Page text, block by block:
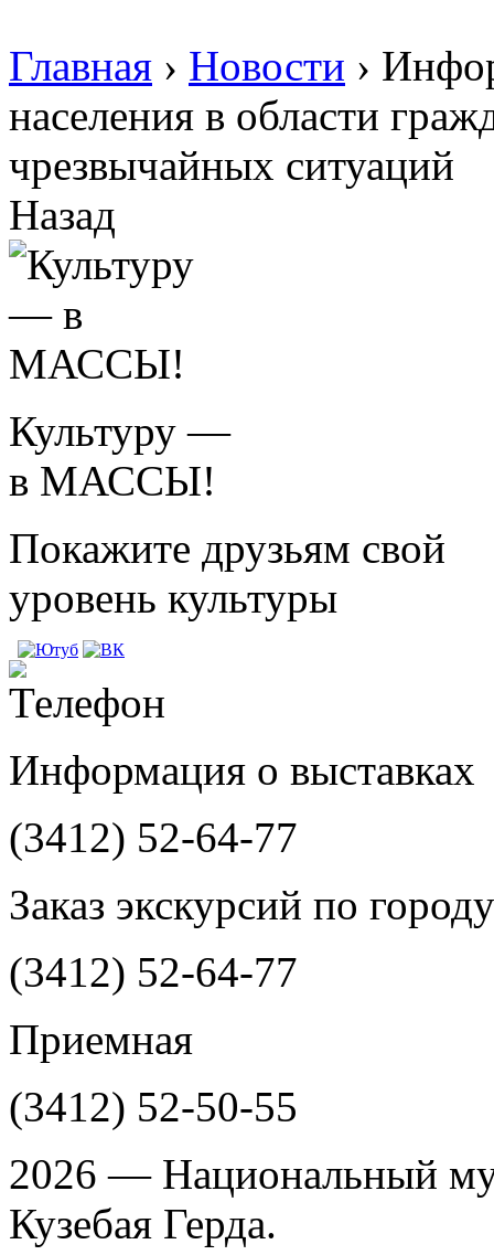
Главная › Новости ›
населения в области
чрезвычайных ситуаций
Назад
Культуру —
в МАССЫ!
Покажите друзьям свой
уровень культуры
Информация о выставках
(3412) 52-64-77
Заказ экскурсий по городу
(3412) 52-64-77
Приемная
(3412) 52-50-55
2026 — Национальный
Кузебая Герда.